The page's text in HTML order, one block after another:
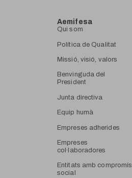
Aemifesa
Qui som
Política de Qualitat
Missió, visió, valors
Benvinguda del
President
Junta directiva
Equip humà
Empreses adherides
Empreses
col·laboradores
Entitats amb compromís
social